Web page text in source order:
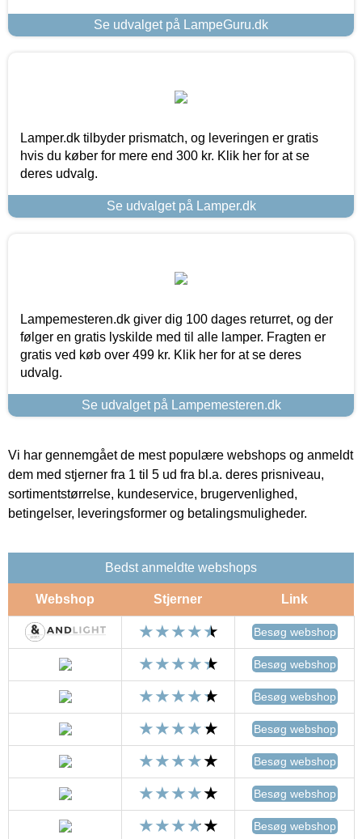
Se udvalget på LampeGuru.dk
Lamper.dk tilbyder prismatch, og leveringen er gratis
hvis du køber for mere end 300 kr. Klik her for at se
deres udvalg.
Se udvalget på Lamper.dk
Lampemesteren.dk giver dig 100 dages returret, og der
følger en gratis lyskilde med til alle lamper. Fragten er
gratis ved køb over 499 kr. Klik her for at se deres
udvalg.
Se udvalget på Lampemesteren.dk
Vi har gennemgået de mest populære webshops og anmeldt
dem med stjerner fra 1 til 5 ud fra bl.a. deres prisniveau,
sortimentstørrelse, kundeservice, brugervenlighed,
betingelser, leveringsformer og betalingsmuligheder.
Bedst anmeldte webshops
Webshop Stjerner Link
Besøg webshop
Besøg webshop
Besøg webshop
Besøg webshop
Besøg webshop
Besøg webshop
Besøg webshop